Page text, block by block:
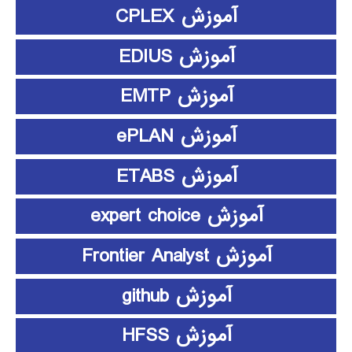
آموزش CPLEX
آموزش EDIUS
آموزش EMTP
آموزش ePLAN
آموزش ETABS
آموزش expert choice
آموزش Frontier Analyst
آموزش github
آموزش HFSS